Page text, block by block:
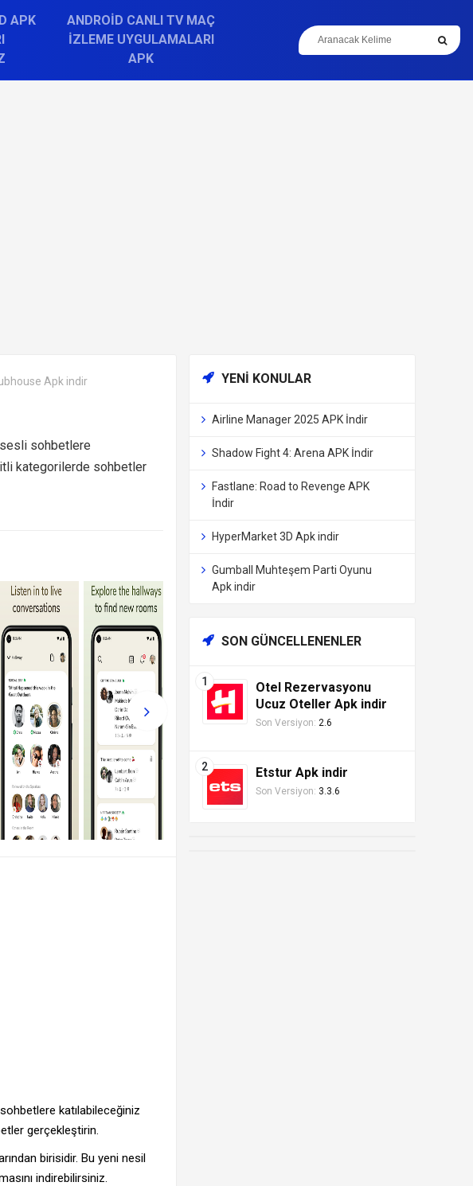
APK
ANDROID CANLI TV MAÇ
İZLEME UYGULAMALARI
APK
Apk indir
sesli sohbetlere
kategorilerde sohbetler
katılabileceğiniz
gerçekleştirin.
birisidir. Bu yeni nesil
indirebilirsiniz.
YENI KONULAR
Airline Manager 2025 APK İndir
Shadow Fight 4: Arena APK İndir
Fastlane: Road to Revenge APK
İndir
HyperMarket 3D Apk indir
Gumball Muhteşem Parti Oyunu
Apk indir
SON GÜNCELLENENLER
Otel Rezervasyonu
Ucuz Oteller Apk indir
Son Versiyon: 2.6
Etstur Apk indir
Son Versiyon: 3.3.6